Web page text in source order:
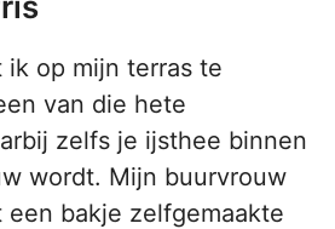
op mijn terras te
van die hete
zelfs je ijsthee binnen
wordt. Mijn buurvrouw
een bakje zelfgemaakte